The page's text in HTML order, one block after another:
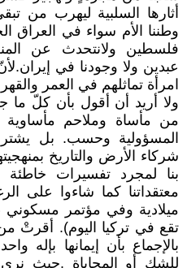
أثارها السلبية ليهرب من
وطننا الأم سواء في العراق
فلسطين ولانتحدث عن
عبدين ولا وجودنا في
امرأة تماثلهم في العمر
ولا أريد أن أقول بأن كلّ
من مأساة وملاحم مأساوية
المسؤولية وحسب. بل
شركاء الأرض والتاريخ
بنا لمجرد تفسيرات
ميلادية وفي مؤتمر مسكوني
تقع في تركيا اليوم). أقرتْ
بالإجماع بأن إيمانها بإله
للشك أو المحاباة .حيث